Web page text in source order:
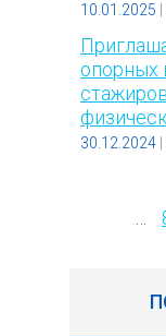
10.01.2025
опорных
30.12.2024